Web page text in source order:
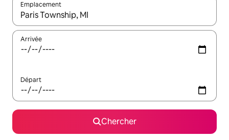
Emplacement
Quand les résultats sont affichés, parcourez-les en utilisant
Arrivée
Départ
Chercher